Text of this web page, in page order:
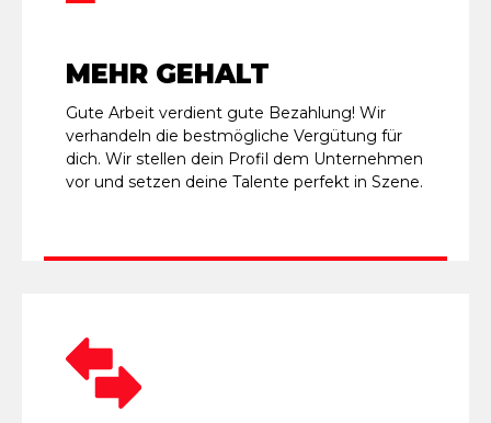
MEHR GEHALT
Gute Arbeit verdient gute Bezahlung! Wir
verhandeln die bestmögliche Vergütung für
dich. Wir stellen dein Profil dem Unternehmen
vor und setzen deine Talente perfekt in Szene.